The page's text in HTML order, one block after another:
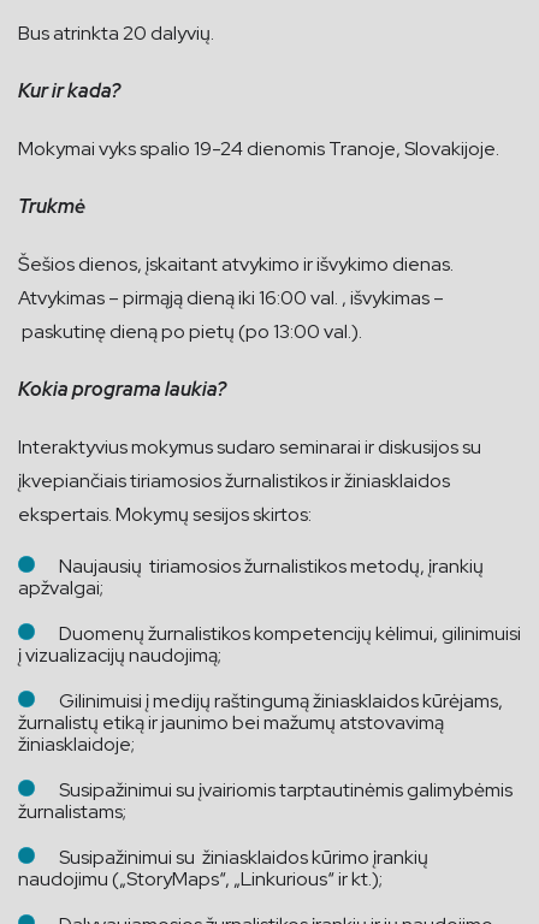
Bus atrinkta 20 dalyvių.
Kur ir kada?
Mokymai vyks spalio 19-24 dienomis Tranoje, Slovakijoje.
Trukmė
Šešios dienos, įskaitant atvykimo ir išvykimo dienas.
Atvykimas – pirmąją dieną iki 16:00 val. , išvykimas –
paskutinę dieną po pietų (po 13:00 val.).
Kokia programa laukia?
Interaktyvius mokymus sudaro seminarai ir diskusijos su
įkvepiančiais tiriamosios žurnalistikos ir žiniasklaidos
ekspertais. Mokymų sesijos skirtos:
Naujausių tiriamosios žurnalistikos metodų, įrankių
apžvalgai;
Duomenų žurnalistikos kompetencijų kėlimui, gilinimuisi
į vizualizacijų naudojimą;
Gilinimuisi į medijų raštingumą žiniasklaidos kūrėjams,
žurnalistų etiką ir jaunimo bei mažumų atstovavimą
žiniasklaidoje;
Susipažinimui su įvairiomis tarptautinėmis galimybėmis
žurnalistams;
Susipažinimui su žiniasklaidos kūrimo įrankių
naudojimu („StoryMaps“, „Linkurious“ ir kt.);